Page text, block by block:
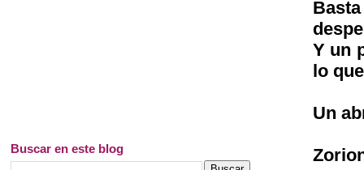
Y un
lo
Un
Buscar en este blog